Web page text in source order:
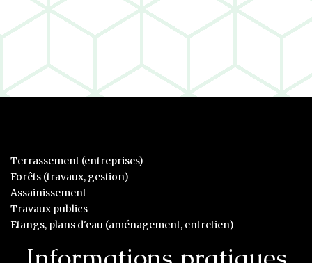
Terrassement (entreprises)
Forêts (travaux, gestion)
Assainissement
Travaux publics
Etangs, plans d'eau (aménagement, entretien)